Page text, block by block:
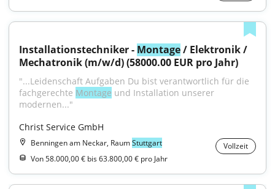
Installationstechniker - Montage / Elektronik /
Mechatronik (m/w/d) (58000.00 EUR pro Jahr)
"...Leidenschaft Aufgaben Du bist verantwortlich für die
fachgerechte Montage und Installation unserer
modernen..."
Christ Service GmbH
Benningen am Neckar, RaumStuttgart
Vollzeit
Von 58.000,00 € bis 63.800,00 € pro Jahr